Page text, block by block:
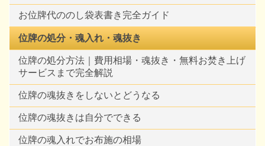
お位牌代ののし袋表書き完全ガイド
位牌の処分・魂入れ・魂抜き
位牌の処分方法｜費用相場・魂抜き・無料お焚き上げ
サービスまで完全解説
位牌の魂抜きをしないとどうなる
位牌の魂抜きは自分でできる
位牌の魂入れでお布施の相場